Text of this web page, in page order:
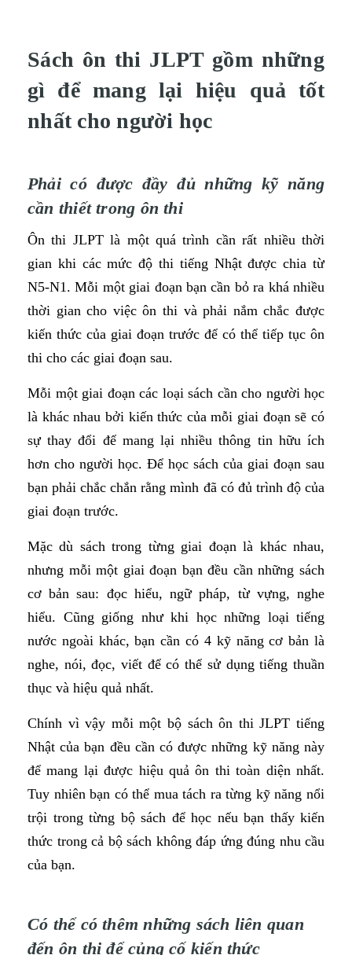
Sách ôn thi JLPT gồm những
gì để mang lại hiệu quả tốt
nhất cho người học
Phải có được đầy đủ những kỹ năng
cần thiết trong ôn thi
Ôn thi JLPT là một quá trình cần rất nhiều thời
gian khi các mức độ thi tiếng Nhật được chia từ
N5-N1. Mỗi một giai đoạn bạn cần bỏ ra khá nhiều
thời gian cho việc ôn thi và phải nắm chắc được
kiến thức của giai đoạn trước để có thể tiếp tục ôn
thi cho các giai đoạn sau.
Mỗi một giai đoạn các loại sách cần cho người học
là khác nhau bởi kiến thức của mỗi giai đoạn sẽ có
sự thay đổi để mang lại nhiều thông tin hữu ích
hơn cho người học. Để học sách của giai đoạn sau
bạn phải chắc chắn rằng mình đã có đủ trình độ của
giai đoạn trước.
Mặc dù sách trong từng giai đoạn là khác nhau,
nhưng mỗi một giai đoạn bạn đều cần những sách
cơ bản sau: đọc hiểu, ngữ pháp, từ vựng, nghe
hiểu. Cũng giống như khi học những loại tiếng
nước ngoài khác, bạn cần có 4 kỹ năng cơ bản là
nghe, nói, đọc, viết để có thể sử dụng tiếng thuần
thục và hiệu quả nhất.
Chính vì vậy mỗi một bộ sách ôn thi JLPT tiếng
Nhật của bạn đều cần có được những kỹ năng này
để mang lại được hiệu quả ôn thi toàn diện nhất.
Tuy nhiên bạn có thể mua tách ra từng kỹ năng nổi
trội trong từng bộ sách để học nếu bạn thấy kiến
thức trong cả bộ sách không đáp ứng đúng nhu cầu
của bạn.
Có thể có thêm những sách liên quan
đến ôn thi để củng cố kiến thức